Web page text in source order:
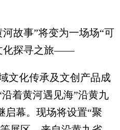
故事”将变为一场场“可
化探寻之旅——
化传承及文创产品成
着黄河遇见海”沿黄九
启幕。现场将设置“聚